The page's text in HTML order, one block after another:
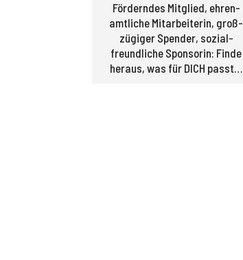
Förderndes Mitglied, ehren­
amtliche Mitarbeiterin, groß­
zügiger Spender, sozial­
freundliche Sponsorin: Finde
heraus, was für DICH passt…